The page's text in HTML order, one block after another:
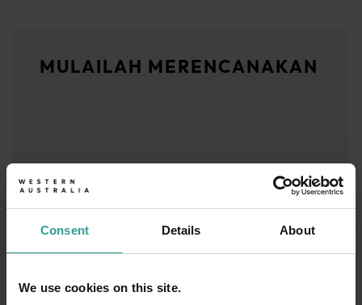
Consent Details About
We use cookies on this site.
<p>Siap untuk mengeksplorasi? Bacalah berbagai
MULAILAH MERENCANAKAN